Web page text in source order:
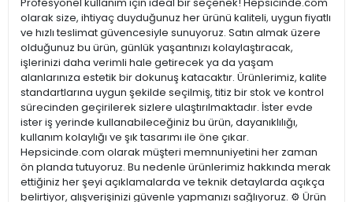
Profesyonel kullanım için ideal bir seçenek! Hepsicinde.com
olarak size, ihtiyaç duyduğunuz her ürünü kaliteli, uygun fiyatlı
ve hızlı teslimat güvencesiyle sunuyoruz. Satın almak üzere
olduğunuz bu ürün, günlük yaşantınızı kolaylaştıracak,
işlerinizi daha verimli hale getirecek ya da yaşam
alanlarınıza estetik bir dokunuş katacaktır. Ürünlerimiz, kalite
standartlarına uygun şekilde seçilmiş, titiz bir stok ve kontrol
sürecinden geçirilerek sizlere ulaştırılmaktadır. İster evde
ister iş yerinde kullanabileceğiniz bu ürün, dayanıklılığı,
kullanım kolaylığı ve şık tasarımı ile öne çıkar.
Hepsicinde.com olarak müşteri memnuniyetini her zaman
ön planda tutuyoruz. Bu nedenle ürünlerimiz hakkında merak
ettiğiniz her şeyi açıklamalarda ve teknik detaylarda açıkça
belirtiyor, alışverişinizi güvenle yapmanızı sağlıyoruz. ⚙️ Ürün